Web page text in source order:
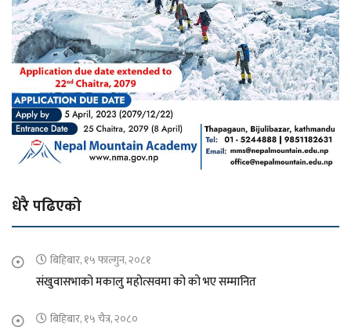
धेरै पढिएको
बिहिबार, १५ फाल्गुन, २०८१
संखुवासभाको मकालु महोत्सवमा को को भए सम्मानित
बिहिबार, १५ चैत्र, २०८०